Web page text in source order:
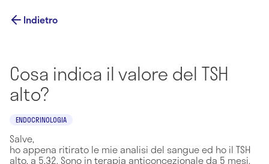
Indietro
Cosa indica il valore del TSH
alto?
ENDOCRINOLOGIA
Salve,
ho appena ritirato le mie analisi del sangue ed ho il TSH
alto, a 5,32. Sono in terapia anticoncezionale da 5 mesi.